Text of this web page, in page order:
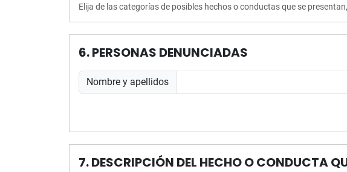
Elija de las categorías de posibles hechos o conductas que se
6. PERSONAS DENUNCIADAS
Nombre y apellidos
7. DESCRIPCIÓN DEL HECHO O CONDUCTA